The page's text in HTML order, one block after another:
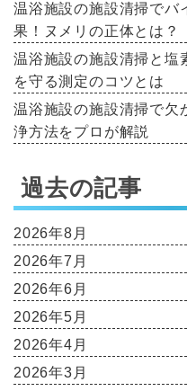
温浴施設の施設清掃でバ
果！ヌメリの正体とは？
温浴施設の施設清掃と塩
を守る測定のコツとは
温浴施設の施設清掃で欠
浄方法をプロが解説
過去の記事
2026年8月
2026年7月
2026年6月
2026年5月
2026年4月
2026年3月